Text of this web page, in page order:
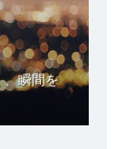
、瞬間を